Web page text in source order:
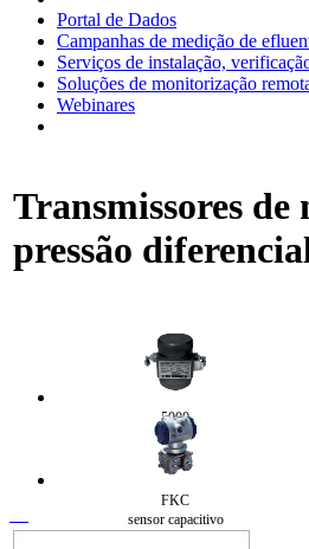
Portal de Dados
Campanhas de medição de
Serviços de instalação,
Soluções de monitorização
Webinares
Transmissores de
pressão
5000
FKC
sensor capacitivo